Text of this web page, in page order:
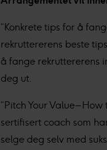
“Konkrete tips for å
rekruttererens beste
å fange rekruttererens
deg ut.
“Pitch Your Value –
sertifisert coach som
selge deg selv med